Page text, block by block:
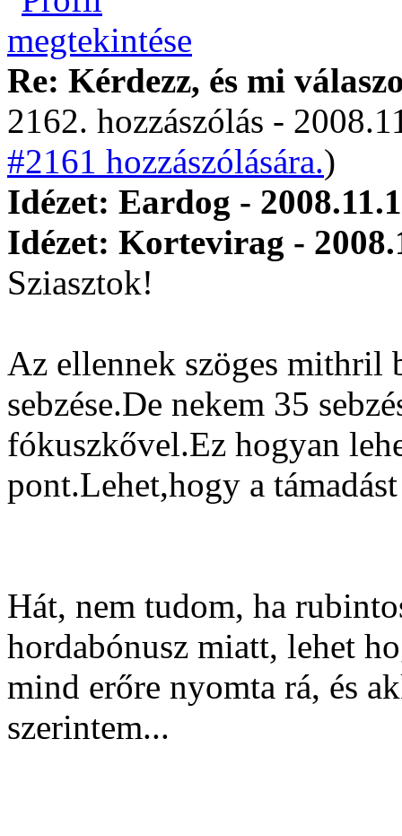
Re: Kérdezz, és mi
2162. hozzászólás -
#2161 hozzászólására.)
Idézet: Eardog -
Idézet: Kortevirag -
Sziasztok!
Az ellennek szöges mithril
sebzése.De nekem 35
fókuszkővel.Ez hogyan
pont.Lehet,hogy a
Hát, nem tudom, ha
hordabónusz miatt, lehet
mind erőre nyomta rá, és
szerintem...